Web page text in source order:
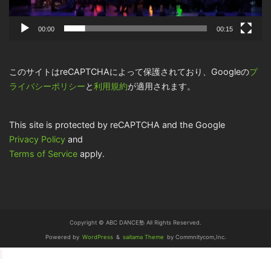
00:00 00:15
このサイトはreCAPTCHAによって保護されており、Googleのプ
ライバシーポリシーと利用規約が適用されます。
This site is protected by reCAPTCHA and the Google
Privacy Policy and
Terms of Service apply.
Copyright © ABC DANCE塾 All Rights Reserved.
Powered by WordPress & saitama Theme by Commnitycom,Inc.